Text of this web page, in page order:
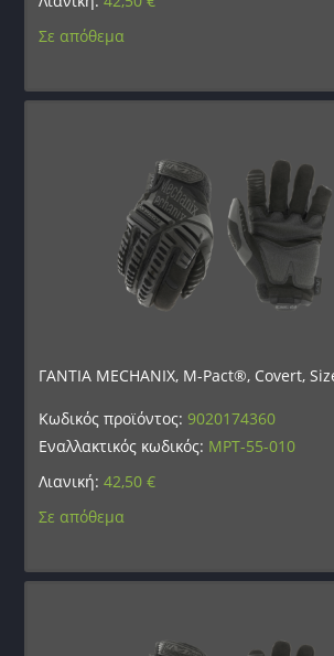
Σε απόθεμα
ΓΑΝΤΙΑ MECHANIX, M-Pact®, Covert,
Κωδικός προϊόντος:9020174360
Εναλλακτικός κωδικός: MPT-55-010
Λιανική:42,50€
Σε απόθεμα